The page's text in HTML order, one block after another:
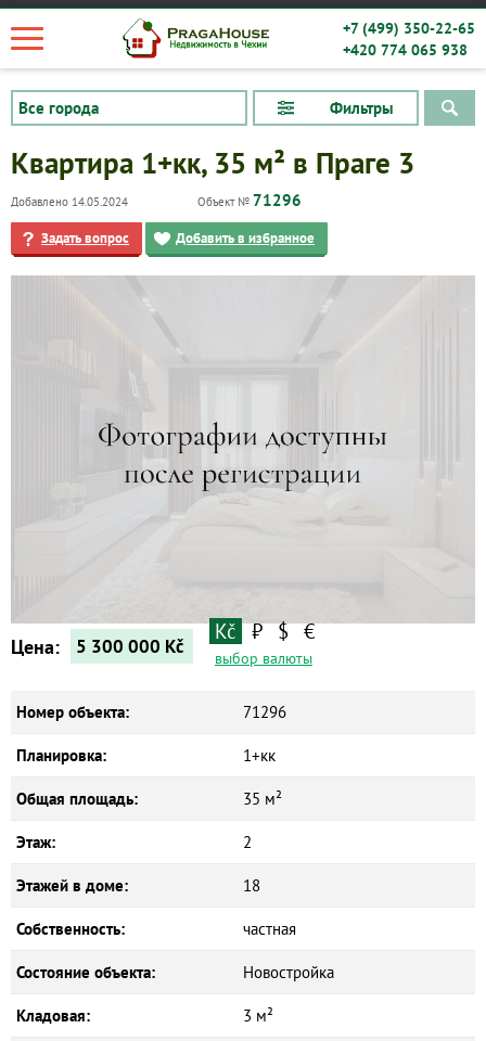
+7 (499) 350-22-65
+420 774 065 938
Фильтры
Квартира 1+кк, 35 м² в Праге 3
Добавлено 14.05.2024 Объект № 71296
Задать вопрос Добавить в избранное
Цена: 5 300 000 Kč
Kč ₽ $ €
выбор валюты
Номер объекта: 71296
Планировка: 1+кк
Общая площадь: 35 м²
Этаж: 2
Этажей в доме: 18
Собственность: частная
Состояние объекта: Новостройка
Кладовая: 3 м²